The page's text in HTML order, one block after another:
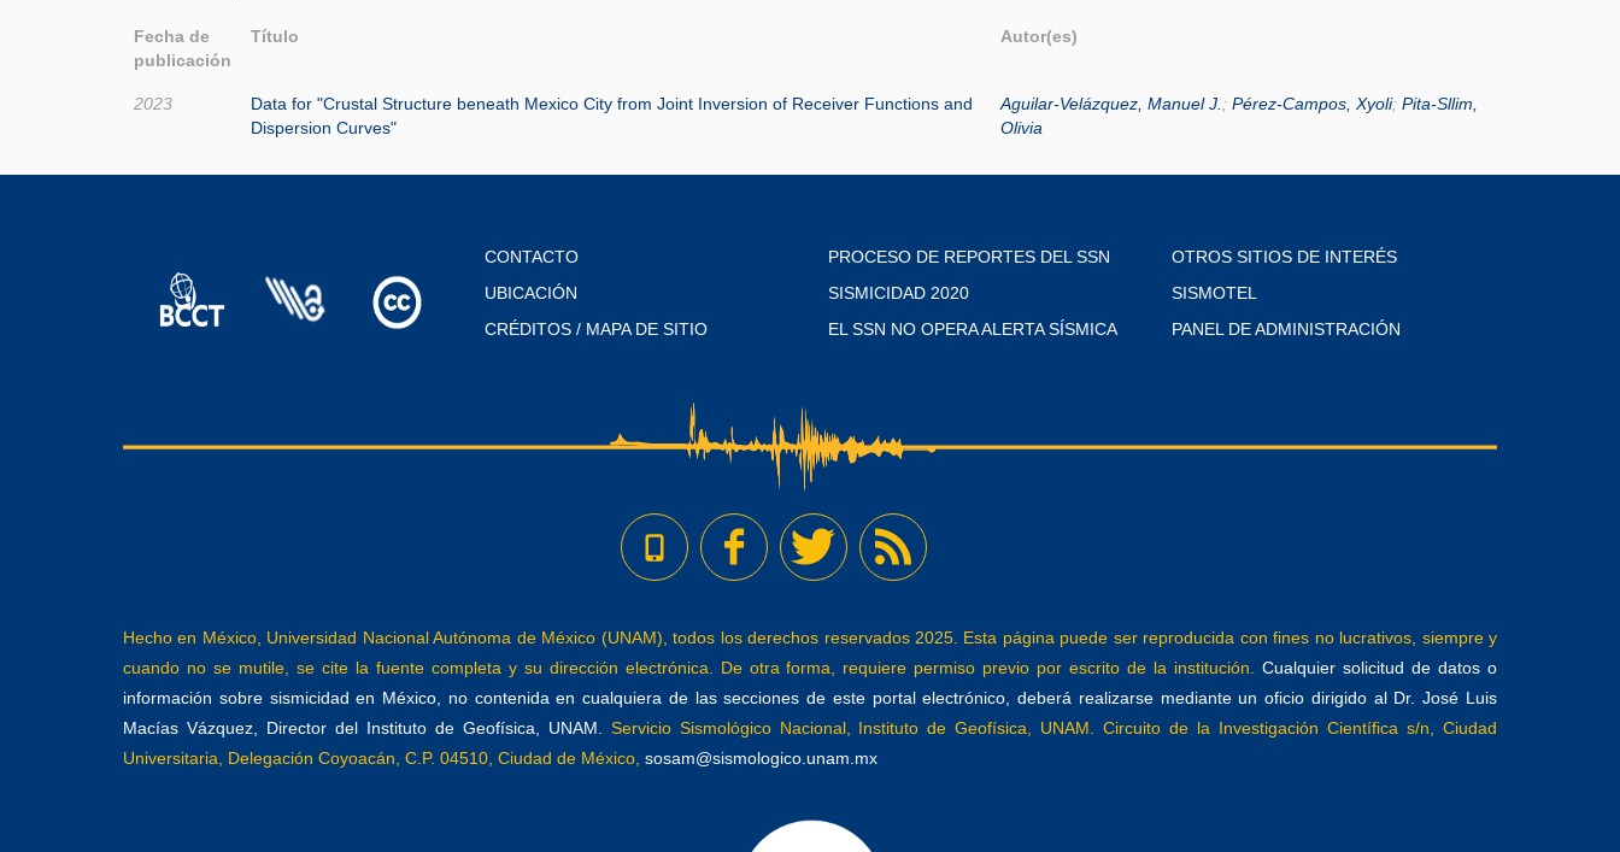
Fecha de
publicación
Título Autor(es)
2023
Data for "Crustal Structure beneath Mexico City from Joint Inversion of Receiver Functions and
Dispersion Curves"
Aguilar-Velázquez, Manuel J. ; Pérez-Campos, Xyoli; Pita-Sllim,
Olivia
CONTACTO
UBICACIÓN
CRÉDITOS / MAPA DE SITIO
PROCESO DE REPORTES DEL SSN
SISMICIDAD 2020
EL SSN NO OPERA ALERTA SÍSMICA
OTROS SITIOS DE INTERÉS
SISMOTEL
PANEL DE ADMINISTRACIÓN
Hecho en México, Universidad Nacional Autónoma de México (UNAM), todos los derechos reservados 2025. Esta página puede ser reproducida con fines no lucrativos, siempre y
cuando no se mutile, se cite la fuente completa y su dirección electrónica. De otra forma, requiere permiso previo por escrito de la institución.Cualquier solicitud de datos o
información sobre sismicidad en México, no contenida en cualquiera de las secciones de este portal electrónico, deberá realizarse mediante un oficio dirigido al Dr. José Luis
Macías Vázquez, Director del Instituto de Geofísica, UNAM.
Servicio Sismológico Nacional, Instituto de Geofísica, UNAM. Circuito de la Investigación Científica s/n, Ciudad
Universitaria, Delegación Coyoacán, C.P. 04510, Ciudad de México, sosam@sismologico.unam.mx